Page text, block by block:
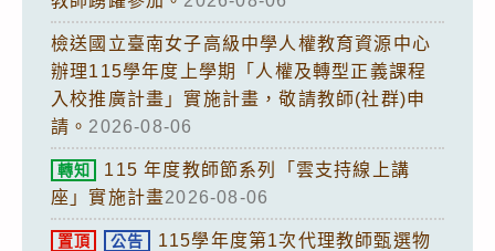
檢送國立臺南女子高級中學人權教育資源中心
辦理115學年度上學期「人權及轉型正義課程
入校推廣計畫」實施計畫，敬請教師(社群)申
請。 2026-08-06
轉知
115 年度教師節系列「雲支持線上講
座」實施計畫2026-08-06
置頂 公告
115學年度第1次代理教師甄選物